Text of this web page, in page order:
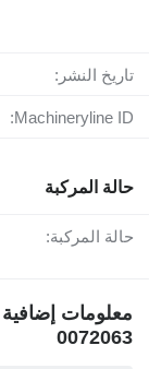
تاريخ النشر:
Machineryline ID:
حالة المركبة
حالة المركبة:
0072063